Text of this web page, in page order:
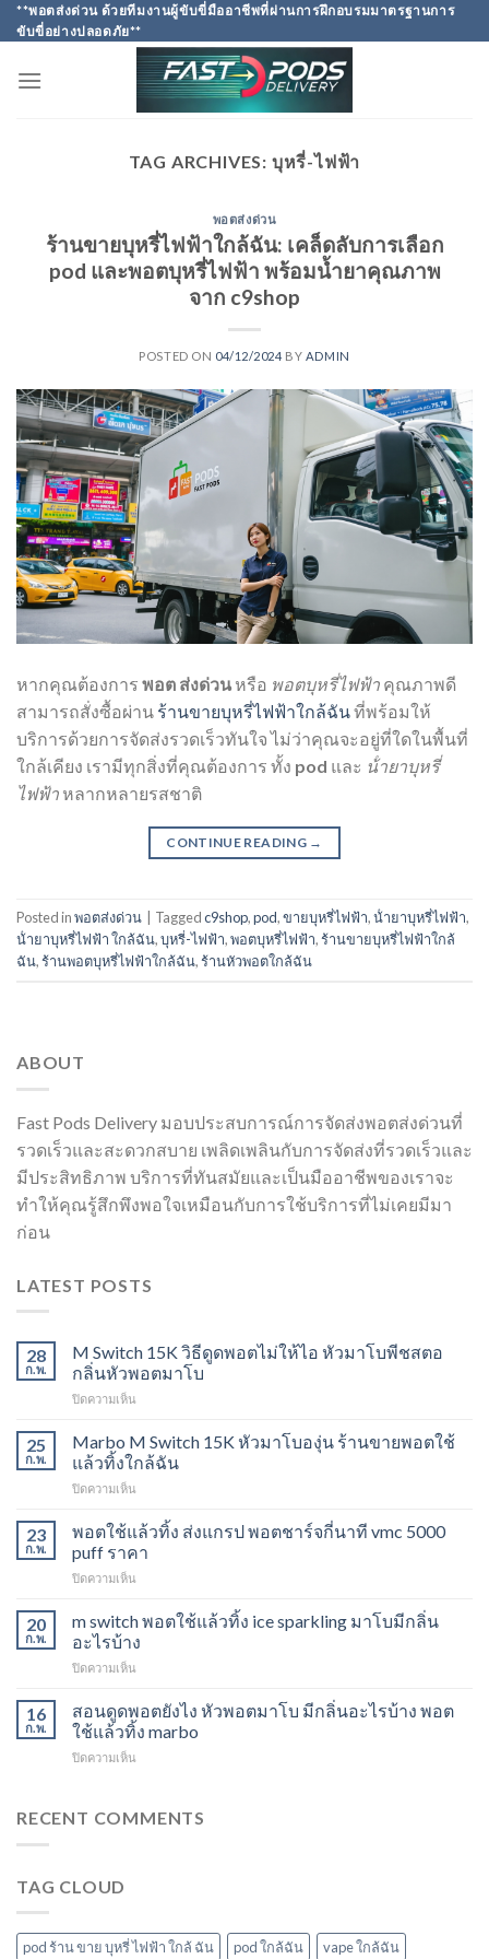
Skip
to
**พอตส่งด่วน ด้วยทีมงานผู้ขับขี่มืออาชีพที่ผ่านการฝึกอบรมมาตรฐานการ
ขับขี่อย่างปลอดภัย**
TAG ARCHIVES: บุหรี่-ไฟฟ้า
พอตส่งด่วน
ร้านขายบุหรี่ไฟฟ้าใกล้ฉัน: เคล็ดลับการเลือก
pod และพอตบุหรี่ไฟฟ้า พร้อมน้ำยาคุณภาพ
จาก c9shop
POSTED ON 04/12/2024 BY ADMIN
หากคุณต้องการ พอต ส่งด่วน หรือ พอตบุหรี่ไฟฟ้า คุณภาพดี
สามารถสั่งซื้อผ่าน ร้านขายบุหรี่ไฟฟ้าใกล้ฉันที่พร้อมให้
บริการด้วยการจัดส่งรวดเร็วทันใจ ไม่ว่าคุณจะอยู่ที่ใดในพื้นที่
ใกล้เคียง เรามีทุกสิ่งที่คุณต้องการ ทั้ง pod และ น้ํายาบุหรี่
ไฟฟ้า หลากหลายรสชาติ
CONTINUE READING →
Posted inพอตส่งด่วน Taggedc9shop,pod,ขายบุหรี่ไฟฟ้า,น้ํายาบุหรี่ไฟฟ้า,
น้ํายาบุหรี่ไฟฟ้า ใกล้ฉัน,บุหรี่-ไฟฟ้า,พอตบุหรี่ไฟฟ้า,ร้านขายบุหรี่ไฟฟ้าใกล้
ฉัน,ร้านพอตบุหรี่ไฟฟ้าใกล้ฉัน,ร้านหัวพอตใกล้ฉัน
ABOUT
Fast Pods Delivery มอบประสบการณ์การจัดส่งพอตส่งด่วนที่
รวดเร็วและสะดวกสบาย เพลิดเพลินกับการจัดส่งที่รวดเร็วและ
มีประสิทธิภาพ บริการที่ทันสมัยและเป็นมืออาชีพของเราจะ
ทำให้คุณรู้สึกพึงพอใจเหมือนกับการใช้บริการที่ไม่เคยมีมา
ก่อน
LATEST POSTS
28
ก.พ.
M Switch 15K วิธีดูดพอตไม่ให้ไอ หัวมาโบพีชสตอ
กลิ่นหัวพอตมาโบ
ปิดความเห็น
Switch
15K
วิธี
ดูด
ไม่
ให้
หัว
โบ
พีช
กลิ่น
พอ
ตมา
25
ก.พ.
Marbo M Switch 15K หัวมาโบองุ่น ร้านขายพอตใช้
แล้วทิ้งใกล้ฉัน
ปิดความเห็น
M
Switch
15K
หัว
โบ
องุ่น
ขาย
ใช้
แล้ว
ใกล้
23
ก.พ.
พอตใช้แล้วทิ้ง ส่งแกรป พอตชาร์จกี่นาที vmc 5000
puff ราคา
ปิดความเห็น
แล้ว
ทิ้ง
ส่ง
พอต
ชาร์จ
นาที
puff
20
ก.พ.
m switch พอตใช้แล้วทิ้ง ice sparkling มาโบมีกลิ่น
อะไรบ้าง
ปิดความเห็น
switch
พอต
ใช้
แล้ว
sparkling
16
ก.พ.
สอนดูดพอตยังไง หัวพอตมาโบ มีกลิ่นอะไรบ้าง พอต
ใช้แล้วทิ้ง marbo
ปิดความเห็น
พอ
โบ
RECENT COMMENTS
TAG CLOUD
pod ร้าน ขาย บุหรี่ ไฟฟ้า ใกล้ ฉัน pod ใกล้ฉัน vape ใกล้ฉัน